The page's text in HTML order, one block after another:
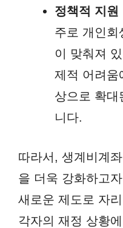
정책적 지원
주로 개인회
이 맞춰져
제적 어려움
상으로 확대
니다.
따라서, 생계비계
을 더욱 강화하고
새로운 제도로 자
각자의 재정 상황